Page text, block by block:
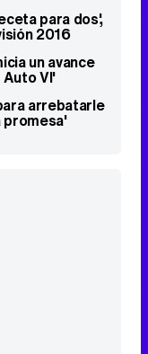
días
en una gran
y lidera la
9,1%
noticia a la
de libertad'
2016
un avance
VI'
arrebatarle